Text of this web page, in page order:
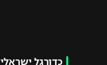
כדורגל ישראלי